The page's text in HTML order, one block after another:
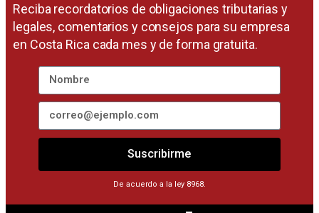
Reciba recordatorios de obligaciones tributarias y
legales, comentarios y consejos para su empresa
en Costa Rica cada mes y de forma gratuita.
Suscribirme
De acuerdo a la ley 8968.